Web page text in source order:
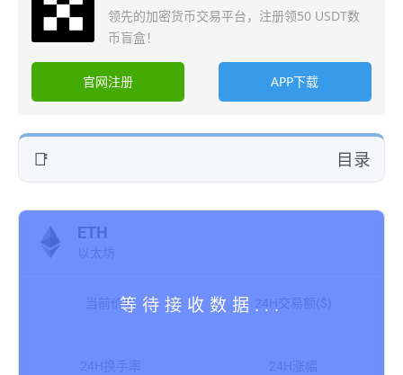
领先的加密货币交易平台，注册领50 USDT数
币盲盒！
官网注册 APP下载
目录
ETH
以太坊
当前价格 24H交易额($)
24H换手率 24H涨幅